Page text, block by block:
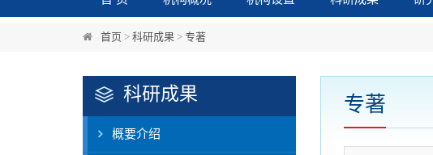
首页 > 科研成果 > 专著
科研成果
概要介绍
专著